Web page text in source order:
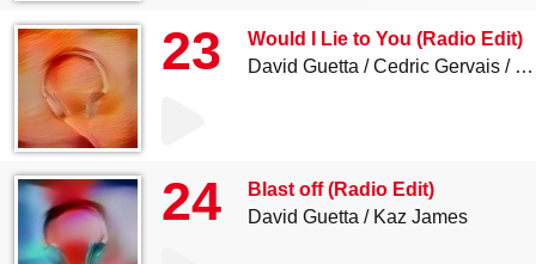
23
Would I Lie to You (Radio Edit)
David Guetta
Cedric Gervais
24
Blast off (Radio Edit)
David Guetta
Kaz James